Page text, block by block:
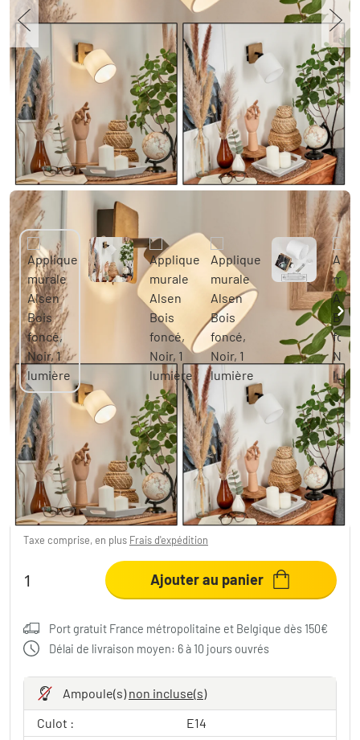
Applique murale Alsen Bois foncé, Noir, 1
lumière
-31% 23,99 €
Vous économisez11,00 € PVC:34,99 €
Taxe comprise, en plus Frais d'expédition
Ajouter au panier
Port gratuit France métropolitaine et Belgique dès 150€
Délai de livraison moyen: 6 à 10 jours ouvrés
Ampoule(s)non incluse(s)
Culot :
E14